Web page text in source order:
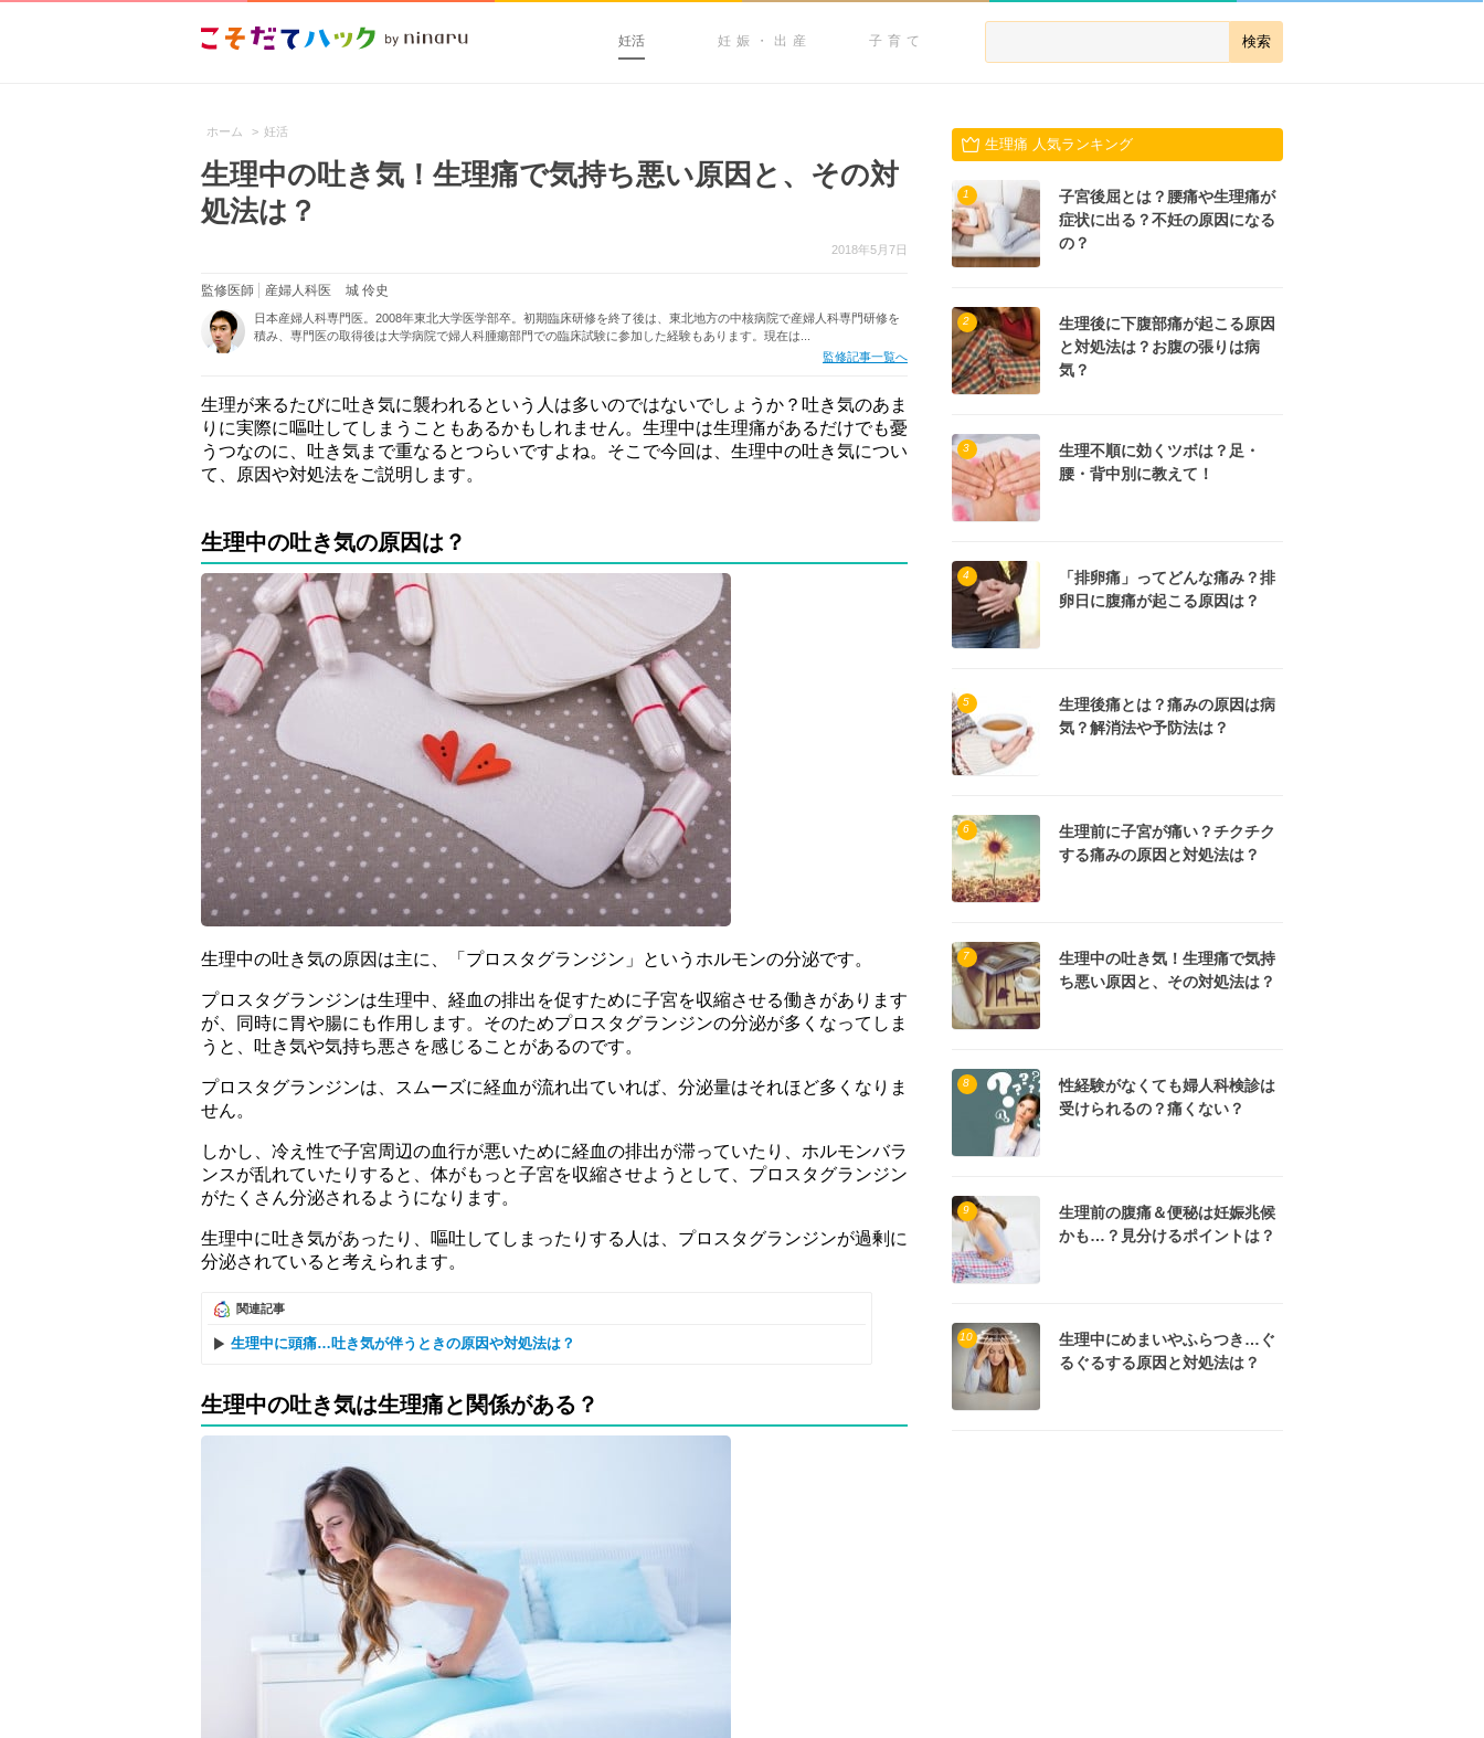
妊活 妊娠・出産 子育て
ホーム > 妊活
生理中の吐き気！生理痛で気持ち悪い原因と、その対
処法は？
2018年5月7日
監修医師 産婦人科医 城 伶史
日本産婦人科専門医。2008年東北大学医学部卒。初期臨床研修を終了後は、東北地方の中核病院で産婦人科専門研修を
積み、専門医の取得後は大学病院で婦人科腫瘍部門での臨床試験に参加した経験もあります。現在は...
監修記事一覧へ
生理が来るたびに吐き気に襲われるという人は多いのではないでしょうか？吐き気のあま
りに実際に嘔吐してしまうこともあるかもしれません。生理中は生理痛があるだけでも憂
うつなのに、吐き気まで重なるとつらいですよね。そこで今回は、生理中の吐き気につい
て、原因や対処法をご説明します。
生理中の吐き気の原因は？
生理中の吐き気の原因は主に、「プロスタグランジン」というホルモンの分泌です。
プロスタグランジンは生理中、経血の排出を促すために子宮を収縮させる働きがあります
が、同時に胃や腸にも作用します。そのためプロスタグランジンの分泌が多くなってしま
うと、吐き気や気持ち悪さを感じることがあるのです。
プロスタグランジンは、スムーズに経血が流れ出ていれば、分泌量はそれほど多くなりま
せん。
しかし、冷え性で子宮周辺の血行が悪いために経血の排出が滞っていたり、ホルモンバラ
ンスが乱れていたりすると、体がもっと子宮を収縮させようとして、プロスタグランジン
がたくさん分泌されるようになります。
生理中に吐き気があったり、嘔吐してしまったりする人は、プロスタグランジンが過剰に
分泌されていると考えられます。
関連記事
生理中に頭痛…吐き気が伴うときの原因や対処法は？
生理中の吐き気は生理痛と関係がある？
生理痛 人気ランキング
1
子宮後屈とは？腰痛や生理痛が
症状に出る？不妊の原因になる
の？
2
生理後に下腹部痛が起こる原因
と対処法は？お腹の張りは病
気？
3
生理不順に効くツボは？足・
腰・背中別に教えて！
4
「排卵痛」ってどんな痛み？排
卵日に腹痛が起こる原因は？
5
生理後痛とは？痛みの原因は病
気？解消法や予防法は？
6
生理前に子宮が痛い？チクチク
する痛みの原因と対処法は？
7
生理中の吐き気！生理痛で気持
ち悪い原因と、その対処法は？
8
性経験がなくても婦人科検診は
受けられるの？痛くない？
9
生理前の腹痛＆便秘は妊娠兆候
かも…？見分けるポイントは？
10
生理中にめまいやふらつき…ぐ
るぐるする原因と対処法は？